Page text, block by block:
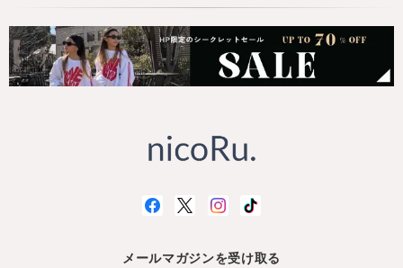
メールマガジンを受け取る